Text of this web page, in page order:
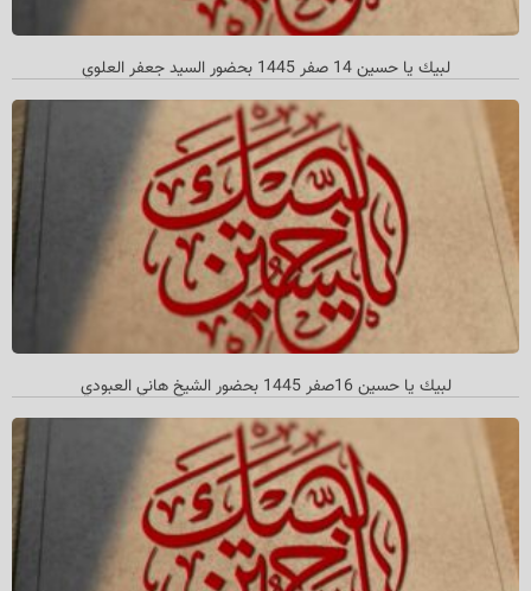
لبيك يا حسين 14 صفر 1445 بحضور السيد جعفر العلوي
لبيك يا حسين 16صفر 1445 بحضور الشيخ هاني العبودي